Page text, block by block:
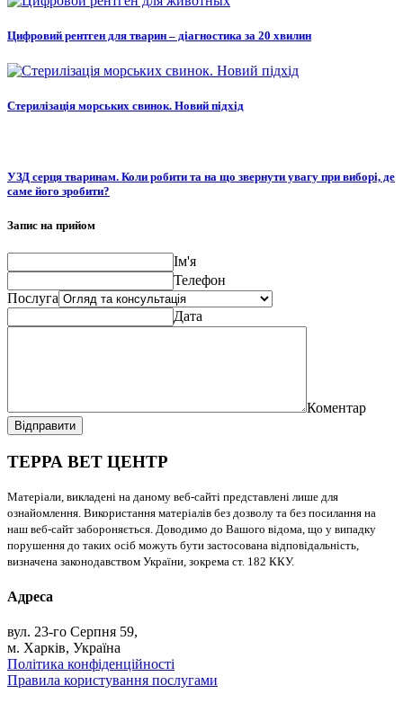
Цифровий рентген для тварин – діагностика за 20 хвилин
Стерилізація морських свинок. Новий підхід
УЗД серця тваринам. Коли робити та на що звернути увагу при виборі, де
саме його зробити?
Запис на прийом
Ім'я
Телефон
Послуга
Дата
Коментар
Відправити
ТЕРРА ВЕТ ЦЕНТР
Матеріали, викладені на даному веб-сайті представлені лише для
ознайомлення. Використання матеріалів без дозволу та без посилання на
наш веб-сайт забороняється. Доводимо до Вашого відома, що у випадку
порушення до таких осіб можуть бути застосована відповідальність,
визначена законодавством України, зокрема ст. 182 ККУ.
Адреса
вул. 23-го Серпня 59,
м. Харків, Україна
Політика конфіденційності
Правила користування послугами